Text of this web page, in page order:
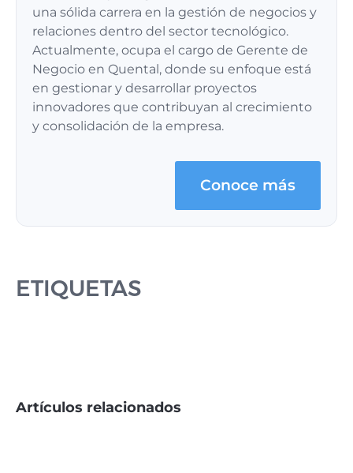
una sólida carrera en la gestión de negocios y
relaciones dentro del sector tecnológico.
Actualmente, ocupa el cargo de Gerente de
Negocio en Quental, donde su enfoque está
en gestionar y desarrollar proyectos
innovadores que contribuyan al crecimiento
y consolidación de la empresa.
Conoce más
ETIQUETAS
Artículos relacionados